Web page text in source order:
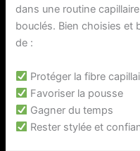
dans une routine
bouclés. Bien choisies et
de :
Protéger la fibre
Favoriser la pousse
Gagner du temps
Rester stylée et